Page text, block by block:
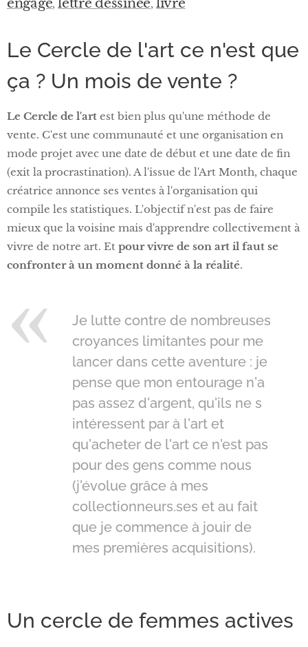
, ,
Le Cercle de l'art ce n'est que
ça ? Un mois de vente ?
Le Cercle de l'art est bien plus qu'une méthode de
vente. C'est une communauté et une organisation en
mode projet avec une date de début et une date de fin
(exit la procrastination). A l'issue de l'Art Month, chaque
créatrice annonce ses ventes à l'organisation qui
compile les statistiques. L'objectif n'est pas de faire
mieux que la voisine mais d'apprendre collectivement à
vivre de notre art. Et pour vivre de son art il faut se
confronter à un moment donné à la réalité.
Je lutte contre de nombreuses
croyances limitantes pour me
lancer dans cette aventure : je
pense que mon entourage n'a
pas assez d'argent, qu'ils ne s
intéressent par à l'art et
qu'acheter de l'art ce n'est pas
pour des gens comme nous
(j'évolue grâce à mes
collectionneurs.ses et au fait
que je commence à jouir de
mes premières acquisitions).
Un cercle de femmes actives